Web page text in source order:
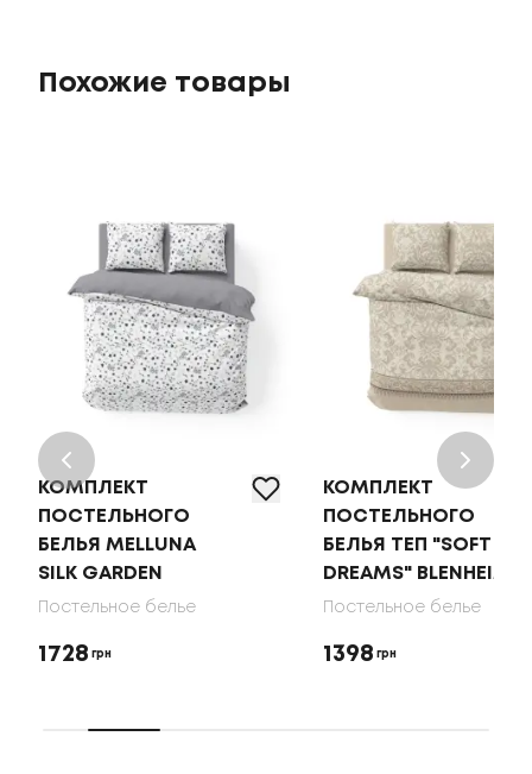
Похожие товары
КОМПЛЕКТ
ПОСТЕЛЬНОГО
БЕЛЬЯ MELLUNA
SILK GARDEN
Постельное белье
1728 грн
КОМПЛЕКТ
ПОСТЕЛЬНОГО
БЕЛЬЯ ТЕП "SOFT
DREAMS" BLENHEIM
Постельное белье
1398 грн